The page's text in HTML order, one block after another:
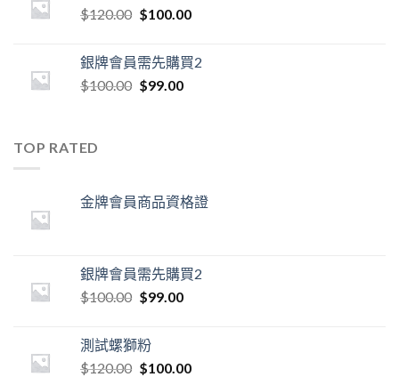
$120.00 $100.00
銀牌會員需先購買2
$100.00 $99.00
TOP RATED
金牌會員商品資格證
銀牌會員需先購買2
$100.00 $99.00
測試螺獅粉
$120.00 $100.00